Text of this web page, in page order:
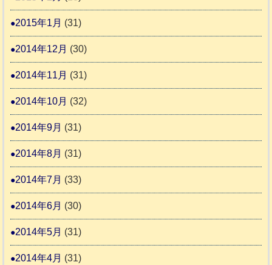
2015年1月 (31)
2014年12月 (30)
2014年11月 (31)
2014年10月 (32)
2014年9月 (31)
2014年8月 (31)
2014年7月 (33)
2014年6月 (30)
2014年5月 (31)
2014年4月 (31)